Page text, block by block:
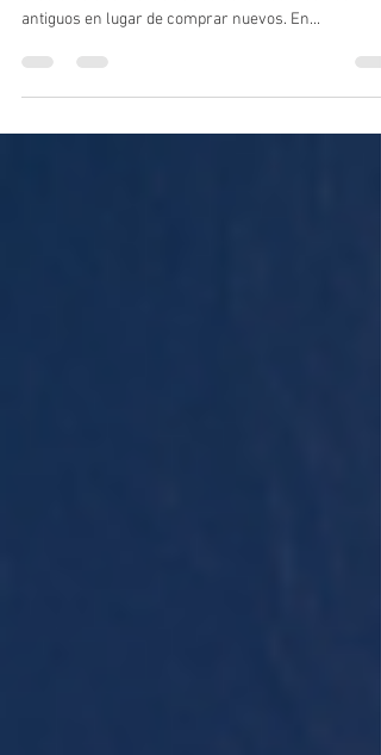
¿Estás pensando en renovar tus espacios? Una
excelente alternativa es restaurar tus muebles